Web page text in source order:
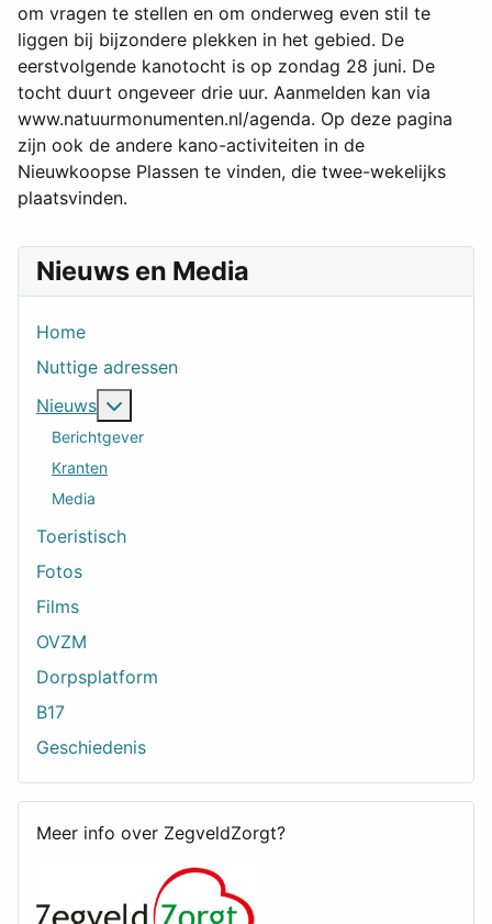
Nieuws en Media
Home
Nuttige adressen
Nieuws
Berichtgever
Kranten
Media
Toeristisch
Fotos
Films
OVZM
Dorpsplatform
B17
Geschiedenis
Meer info over ZegveldZorgt?
om vragen te stellen en om onderweg even stil te
liggen bij bijzondere plekken in het gebied. De
eerstvolgende kanotocht is op zondag 28 juni. De
tocht duurt ongeveer drie uur. Aanmelden kan via
www.natuurmonumenten.nl/agenda. Op deze pagina
zijn ook de andere kano-activiteiten in de
Nieuwkoopse Plassen te vinden, die twee-wekelijks
plaatsvinden.